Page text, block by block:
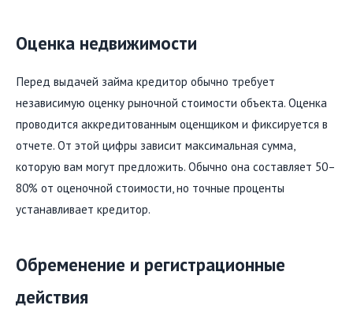
Оценка недвижимости
Перед выдачей займа кредитор обычно требует
независимую оценку рыночной стоимости объекта. Оценка
проводится аккредитованным оценщиком и фиксируется в
отчете. От этой цифры зависит максимальная сумма,
которую вам могут предложить. Обычно она составляет 50–
80% от оценочной стоимости, но точные проценты
устанавливает кредитор.
Обременение и регистрационные
действия